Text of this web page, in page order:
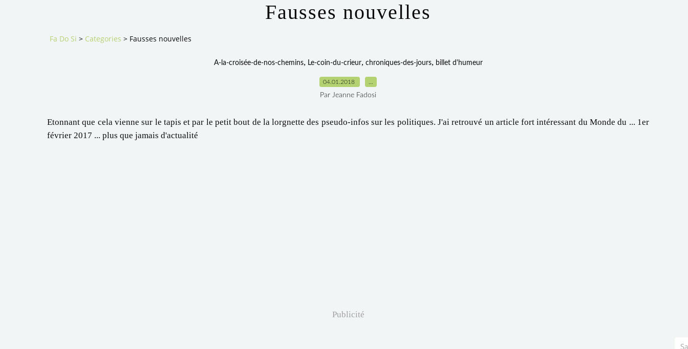
Fausses nouvelles
Fa Do Si > Categories > Fausses nouvelles
A-la-croisée-de-nos-chemins, Le-coin-du-crieur, chroniques-des-jours, billet d'humeur
04.01.2018
Par Jeanne Fadosi
Etonnant que cela vienne sur le tapis et par le petit bout de la lorgnette des pseudo-infos sur les politiques. J'ai retrouvé un article fort intéressant du Monde du ... 1er
février 2017 ... plus que jamais d'actualité
Publicité